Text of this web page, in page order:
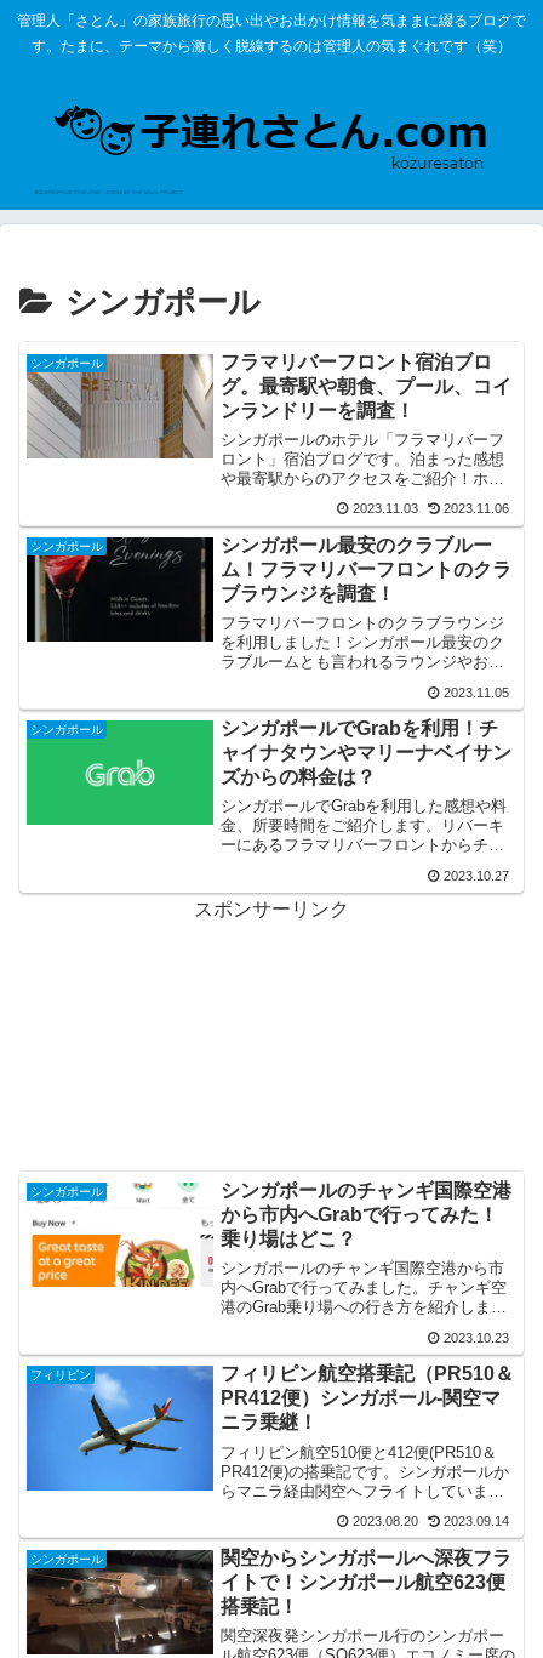
管理人「さとん」の家族旅行の思い出やお出かけ情報を気ままに綴るブログで
す。たまに、テーマから激しく脱線するのは管理人の気まぐれです（笑）
シンガポール
シンガポール
フラマリバーフロント宿泊ブロ
グ。最寄駅や朝食、プール、コイ
ンランドリーを調査！
シンガポールのホテル「フラマリバーフ
ロント」宿泊ブログです。泊まった感想
や最寄駅からのアクセスをご紹介！ホテ
ルのプール情報やコインランドリーにつ
2023.11.03 2023.11.06
シンガポール
シンガポール最安のクラブルー
ム！フラマリバーフロントのクラ
ブラウンジを調査！
フラマリバーフロントのクラブラウンジ
を利用しました！シンガポール最安のク
ラブルームとも言われるラウンジやお部
らのアクセスや料金相場も合わせて調
査！
2023.11.05
シンガポール
シンガポールでGrabを利用！チ
ャイナタウンやマリーナベイサン
ズからの料金は？
シンガポールでGrabを利用した感想や料
金、所要時間をご紹介します。リバーキ
ーにあるフラマリバーフロントからチャ
トーサ島へ行ってみました。チャンギ空
港からシンガポール市内への料金も合わ
せて紹介しています。
2023.10.27
スポンサーリンク
シンガポール
シンガポールのチャンギ国際空港
から市内へGrabで行ってみた！
乗り場はどこ？
シンガポールのチャンギ国際空港から市
内へGrabで行ってみました。チャンギ空
港のGrab乗り場への行き方を紹介しま
所要時間や料金を調べてみました。2023.10.23
フィリピン
フィリピン航空搭乗記（PR510＆
PR412便）シンガポール-関空マ
ニラ乗継！
フィリピン航空510便と412便(PR510＆
PR412便)の搭乗記です。シンガポールか
らマニラ経由関空へフライトしていま
食や乗ってみた感想、機内Wi-Fiについて
ご紹介しています。
2023.08.20 2023.09.14
シンガポール
関空からシンガポールへ深夜フラ
イトで！シンガポール航空623便
搭乗記！
関空深夜発シンガポール行のシンガポー